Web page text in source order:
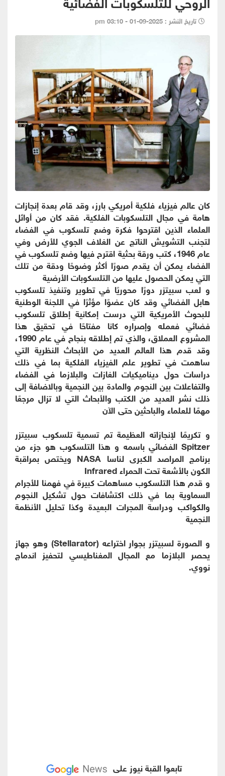
تاريخ النشر : 2025-09-01 - 03:10 pm
كان عالم فيزياء فلكية أمريكي بارز، وقد قام بعدة إنجازات
هامة في مجال التلسكوبات الفلكية. فقد كان من أوائل
العلماء الذين اقترحوا فكرة وضع تلسكوب في الفضاء
لتجنب التشويش الناتج عن الغلاف الجوي للأرض وفي
عام 1946، كتب ورقة بحثية اقترح فيها وضع تلسكوب في
الفضاء يمكن أن يقدم صورًا أكثر وضوحًا ودقة من تلك
التي يمكن الحصول عليها من التلسكوبات الأرضية
و لعب سبيتزر دورًا محوريًا في تطوير وتنفيذ تلسكوب
هابل الفضائي وقد كان عضوًا مؤثرًا في اللجنة الوطنية
للبحوث الأمريكية التي درست إمكانية إطلاق تلسكوب
فضائي فعمله وإصراره كانا مفتاحًا في تحقيق هذا
المشروع العملاق، والذي تم إطلاقه بنجاح في عام 1990،
وقد قدم هذا العالم العديد من الأبحاث النظرية التي
ساهمت في تطوير علم الفيزياء الفلكية بما في ذلك
دراسات حول ديناميكيات الغازات والبلازما في الفضاء
والتفاعلات بين النجوم والمادة بين النجمية وبالاضافة إلى
ذلك نشر العديد من الكتب والأبحاث التي لا تزال مرجعًا
مهمًا للعلماء والباحثين حتى الآن
و تكريمًا لإنجازاته العظيمة تم تسمية تلسكوب سبيتزر
Spitzer الفضائي باسمه و هذا التلسكوب هو جزء من
برنامج المراصد الكبرى لناسا NASA ويختص بمراقبة
الكون بالأشعة تحت الحمراء Infrared
و قدم هذا التلسكوب مساهمات كبيرة في فهمنا للأجرام
السماوية بما في ذلك اكتشافات حول تشكيل النجوم
والكواكب ودراسة المجرات البعيدة وكذا تحليل الأنظمة
النجمية
و الصورة لسبيتزر بجوار اختراعه (Stellarator) وهو جهاز
يحصر البلازما مع المجال المغناطيسي لتحفيز اندماج
نووي.
تابعوا القبة نيوز على